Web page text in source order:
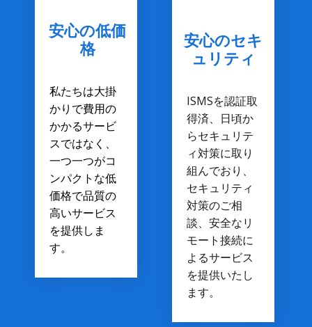
安心の低価
格
私たちは大掛
かりで費用の
かかるサービ
スではなく、
一つ一つがコ
ンパクトな低
価格で品質の
高いサービス
を提供しま
す。
安心のセキ
ュリティ
ISMSを認証取
得済、日頃か
らセキュリテ
ィ対策に取り
組んでおり、
セキュリティ
対策のご相
談、安全なリ
モート接続に
よるサービス
を提供いたし
ます。